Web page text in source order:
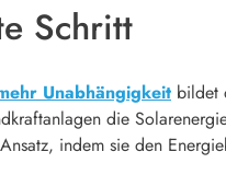
Schritt
Unabhängigkeit bildet
die
indem sie den